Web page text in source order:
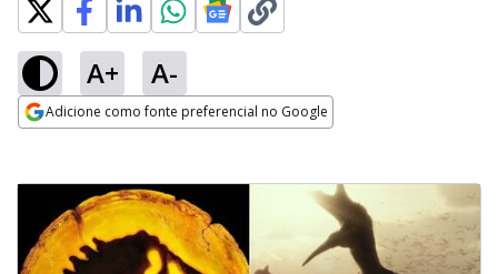
A+ A-
Adicione como fonte preferencial no Google